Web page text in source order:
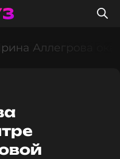
Аллегрова